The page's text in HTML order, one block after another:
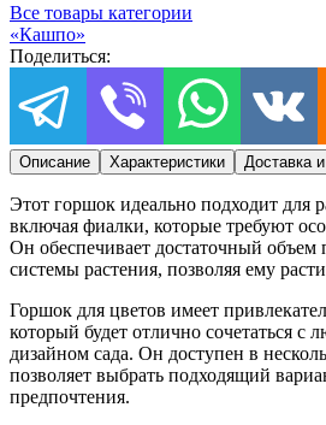
Все товары категории
«Кашпо»
Поделиться:
Описание Характеристики Доставка
Этот горшок идеально подходит для
включая фиалки, которые требуют
Он обеспечивает достаточный объем
системы растения, позволяя ему
Горшок для цветов имеет
который будет отлично сочетаться с
дизайном сада. Он доступен в
позволяет выбрать подходящий
предпочтения.